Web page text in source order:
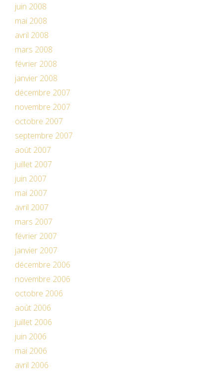
juin 2008
mai 2008
avril 2008
mars 2008
février 2008
janvier 2008
décembre 2007
novembre 2007
octobre 2007
septembre 2007
août 2007
juillet 2007
juin 2007
mai 2007
avril 2007
mars 2007
février 2007
janvier 2007
décembre 2006
novembre 2006
octobre 2006
août 2006
juillet 2006
juin 2006
mai 2006
avril 2006